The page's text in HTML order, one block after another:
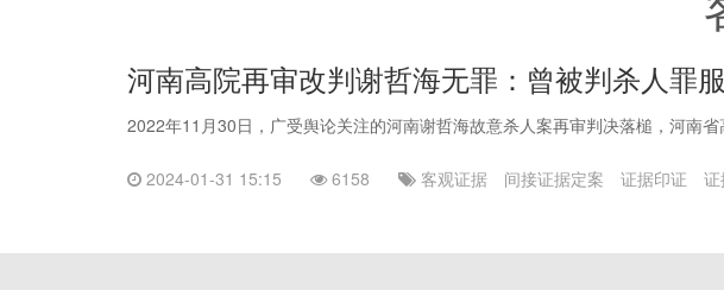
河南高院再审改判谢哲海无罪：曾被判杀人罪
2022年11月30日，广受舆论关注的河南谢哲海故意杀人案再审判决落槌，河南省
2024-01-31 15:15 6158 客观证据 间接证据定案 证据印证